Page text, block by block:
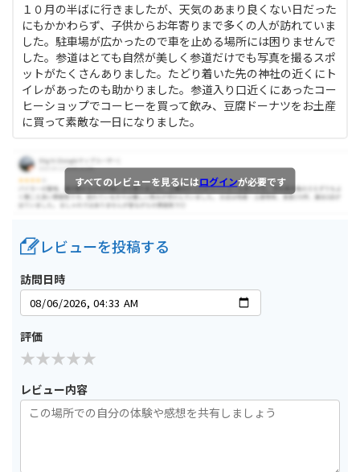
１０月の半ばに行きましたが、天気のあまり良くない日だった
にもかかわらず、子供からお年寄りまで多くの人が訪れていま
した。駐車場が広かったので車を止める場所には困りませんで
した。参道はとても自然が美しく参道だけでも写真を撮るスポ
ットがたくさんありました。たどり着いた先の神社の近くにト
イレがあったのも助かりました。参道入り口近くにあったコー
ヒーショップでコーヒーを買って飲み、豆腐ドーナツをお土産
に買って素敵な一日になりました。
すべてのレビューを見るにはログインが必要です
レビューを投稿する
訪問日時
評価
レビュー内容